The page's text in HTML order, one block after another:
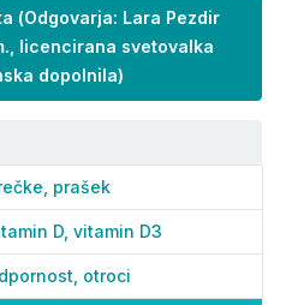
(Odgovarja: Lara Pezdir
licencirana svetovalka
dopolnila)
prašek
D, vitamin D3
otroci